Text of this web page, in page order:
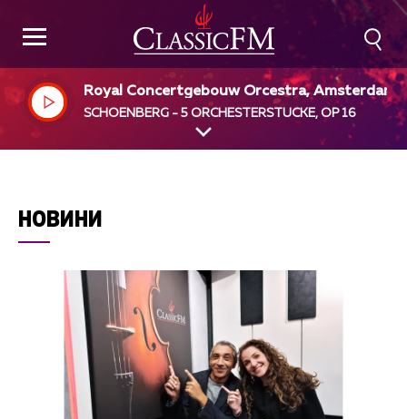
Royal Concertgebouw Orcestra, Amsterdam,
ccardo Chaily, dir
SCHOENBERG - 5 ORCHESTERSTUCKE, OP 16
НОВИНИ